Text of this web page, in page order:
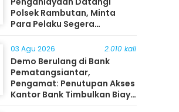
Polsek Rambutan, Minta
Para Pelaku Segera
Ditangkap
03 Agu 2026 2.010 kali
Demo Berulang di Bank
Pematangsiantar,
Pengamat: Penutupan Akses
Kantor Bank Timbulkan Biaya
Ekonomi bagi Masyarakat